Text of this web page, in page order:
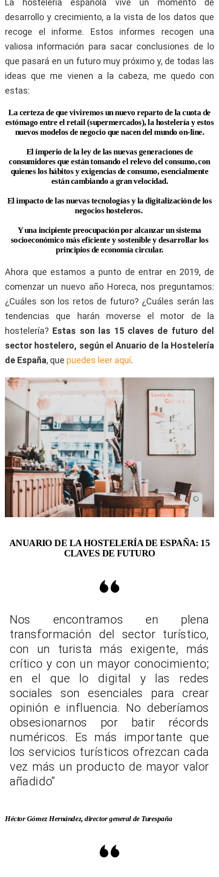
La hostelería española vive un momento de
desarrollo y crecimiento, a la vista de los datos que
recoge el informe. Estos informes recogen una
valiosa información para sacar conclusiones de lo
que pasará en un futuro muy próximo y, de todas las
ideas que me vienen a la cabeza, me quedo con
estas:
La certeza de que viviremos un nuevo reparto de la cuota de
estómago entre el retail (supermercados), la hostelería y estos
nuevos modelos de negocio que nacen del mundo on-line.
El imperio de la ley de las nuevas generaciones de
consumidores que están tomando el relevo del consumo, con
quienes los hábitos y exigencias de consumo, esencialmente
están cambiando a gran velocidad.
El impacto de las nuevas tecnologías y la digitalización de los
negocios hosteleros.
Y una incipiente preocupación por alcanzar un sistema
socioeconómico más eficiente y sostenible y desarrollar los
principios de economía circular.
Ahora que estamos a punto de entrar en 2019, de
comenzar un nuevo año Horeca, nos preguntamos:
¿Cuáles son los retos de futuro? ¿Cuáles serán las
tendencias que harán moverse el motor de la
hostelería? Estas son las 15 claves de futuro del
sector hostelero, según el Anuario de la Hostelería
de España, que puedes leer aquí.
ANUARIO DE LA HOSTELERÍA DE ESPAÑA: 15
CLAVES DE FUTURO
Nos encontramos en plena
transformación del sector turístico,
con un turista más exigente, más
crítico y con un mayor conocimiento;
en el que lo digital y las redes
sociales son esenciales para crear
opinión e influencia. No deberíamos
obsesionarnos por batir récords
numéricos. Es más importante que
los servicios turísticos ofrezcan cada
vez más un producto de mayor valor
añadido”
Héctor Gómez Hernández, director general de Turespaña